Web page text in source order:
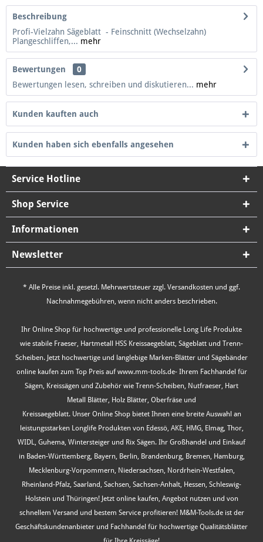
Beschreibung
Profi-Vielzahn Sägeblatt - Feinschnitt (Wechselzahn)
Plangeschliffen,... mehr
Bewertungen
0
Bewertungen lesen, schreiben und diskutieren... mehr
Kunden kauften auch
Kunden haben sich ebenfalls angesehen
Service Hotline
Shop Service
Informationen
Newsletter
* Alle Preise inkl. gesetzl. Mehrwertsteuer zzgl. Versandkosten und ggf.
Nachnahmegebühren, wenn nicht anders beschrieben.
Ihr Online Shop für hochwertige und professionelle Long Life Produkte
wie stabile Fraeser, Hartmetall HSS Kreissaegeblatt, Sägeblatt und Trenn-
Scheiben. Jetzt hochwertige und langlebige Marken-Blätter und Sägebänder
online kaufen zum Top Preis auf www.mm-tools.de- Ihrem Fachhandel für
Sägen, Kreissägen und Zubehör wie Trenn-Scheiben, Nutfraeser, Hart
Metall Blätter, Holz Blätter, Oberfräse und
Kreissaegeblatt. Unser Online Shop bietet Ihnen eine breite Auswahl an
leistungsstarken Longlife Produkten von Edessö, AKE, HMG, Elmag, Thor,
WIDL, Guhema, Wintersteiger und Rix Sägen. Ihr Großhandel und Einkauf
in Baden-Württemberg, Bayern, Berlin, Brandenburg, Bremen, Hamburg,
Mecklenburg-Vorpommern, Niedersachsen, Nordrhein-Westfalen,
Rheinland-Pfalz, Saarland, Sachsen, Sachsen-Anhalt, Hessen, Schleswig-
Holstein und Thüringen! Jetzt online kaufen, Angebot nutzen und von
schnellem Versand und bestem Service profitieren! M&M-Tools.de ist der
Geschäftskundenanbieter und Fachhandel für hochwertige Qualitätsblätter